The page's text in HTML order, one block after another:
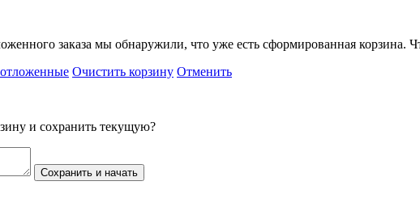
заказа мы обнаружили, что уже есть сформированная корзина.
Очистить корзину Отменить
и сохранить текущую?
Сохранить и начать